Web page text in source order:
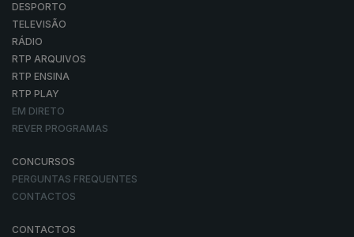
DESPORTO
TELEVISÃO
RÁDIO
RTP ARQUIVOS
RTP ENSINA
RTP PLAY
EM DIRETO
REVER PROGRAMAS
CONCURSOS
PERGUNTAS FREQUENTES
CONTACTOS
CONTACTOS